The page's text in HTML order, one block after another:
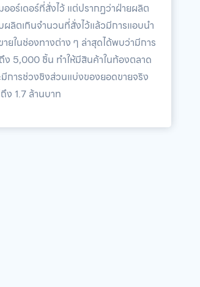
อร์เดอร์ที่สั่งไว้ แต่ปรากฏว่าฝ่ายผลิต
ลิตเกินจำนวนที่สั่งไว้แล้วมีการแอบนำ
ยในช่องทางต่าง ๆ ล่าสุดได้พบว่ามีการ
ง 5,000 ชิ้น ทำให้มีสินค้าในท้องตลาด
มีการช่วงชิงส่วนแบ่งของยอดขายจริง
ง 1.7 ล้านบาท